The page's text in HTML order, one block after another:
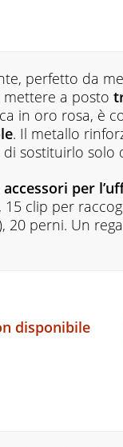
perfetto da
a posto
in oro rosa, è
. Il metallo
sostituirlo solo
accessori per
clip per
20 perni. Un
disponibile